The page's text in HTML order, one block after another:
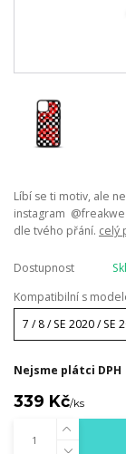
Líbí se ti motiv, ale
instagram
dle tvého přání. celý
Dostupnost
Kompatibilní s
Nejsme plátci DPH
339 Kč/ks